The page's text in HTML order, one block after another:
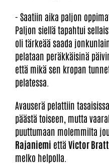
- Saatiin aika paljon
Paljon siellä tapahtui
oli tärkeää saada
pelataan peräkkäisinä
että mikä sen kropan
pelatessa.
Avauserä pelattiin
päästä toiseen, mutta
puuttumaan molemmilta
Rajaniemi ettäVictor
melko helpolla.